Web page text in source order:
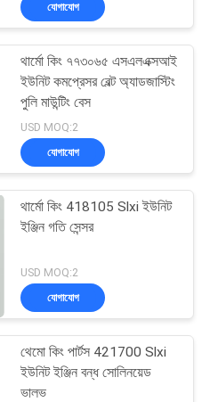
104
2
যোগাযোগ
থার্মো কিং ৭৭৩০৬৫ এসএলএক্সআই
ইউনিট কমপ্রেসর বেল্ট অ্যাডজাস্টিং
পুলি মাউন্টিং বেস
USD MOQ:2
যোগাযোগ
থার্মো কিং 418105 Slxi ইউনিট
ইঞ্জিন গতি সেন্সর
USD MOQ:2
যোগাযোগ
থেমো কিং পার্টস 421700 Slxi
ইউনিট ইঞ্জিন বন্ধ সোলিনয়েড
ভালভ